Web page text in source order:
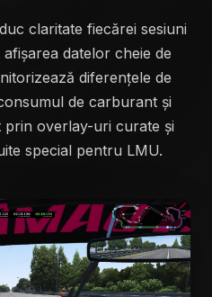
claritate fiecărei sesiuni
datelor cheie de
diferențele de
de carburant și
overlay-uri curate și
special pentru LMU.